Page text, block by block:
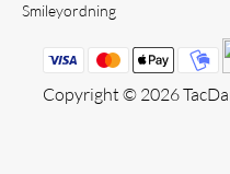
Smileyordning
Copyright © 2026